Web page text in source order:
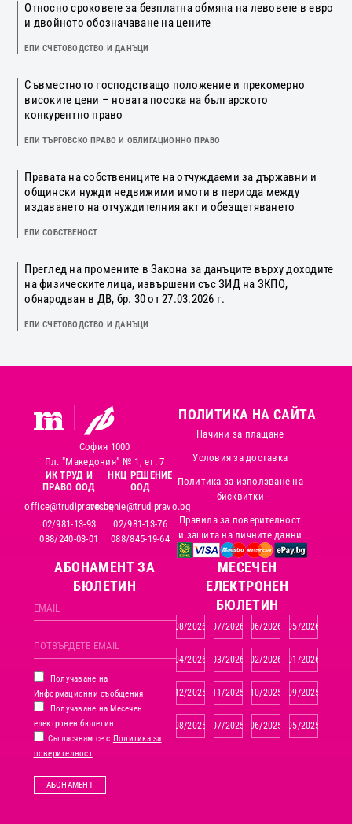
Относно сроковете за безплатна обмяна на левовете в евро
и двойното обозначаване на цените
ЕПИ СЧЕТОВОДСТВО И ДАНЪЦИ
Съвместното господстващо положение и прекомерно
високите цени – новата посока на българското
конкурентно право
ЕПИ ТЪРГОВСКО ПРАВО И ОБЛИГАЦИОННО ПРАВО
Правата на собствениците на отчуждаеми за държавни и
общински нужди недвижими имоти в периода между
издаването на отчуждителния акт и обезщетяването
ЕПИ СОБСТВЕНОСТ
Преглед на промените в Закона за данъците върху доходите
на физическите лица, извършени със ЗИД на ЗКПО,
обнародван в ДВ, бр. 30 от 27.03.2026 г.
ЕПИ СЧЕТОВОДСТВО И ДАНЪЦИ
София 1000
Пл. "Македония" № 1, ет. 7
ИК ТРУД И
ПРАВО ООД
office@trudipravo.bg
02/981-13-93
088/240-03-01
НКЦ РЕШЕНИЕ
ООД
reshenie@trudipravo.bg
02/981-13-76
088/845-19-64
ПОЛИТИКА НА САЙТА
Начини за плащане
Условия за доставка
Политика за използване на
бисквитки
Правила за поверителност
и защита на личните данни
АБОНАМЕНТ ЗА
БЮЛЕТИН
Получаване на
Информационни съобщения
Получаване на Месечен
електронен бюлетин
Съгласявам се с Политика за
поверителност
АБОНАМЕНТ
MЕСЕЧЕН
ЕЛЕКТРОНЕН
БЮЛЕТИН
08/2026 07/2026 06/2026 05/2026
04/2026 03/2026 02/2026 01/2026
12/2025 11/2025 10/2025 09/2025
08/2025 07/2025 06/2025 05/2025